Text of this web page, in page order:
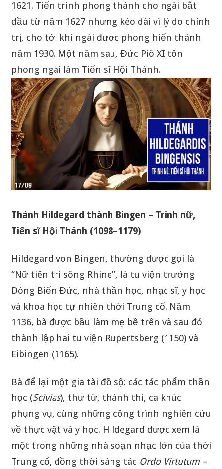
1621. Tiến trình phong thánh cho ngài bắt
đầu từ năm 1627 nhưng kéo dài vì lý do chính
trị, cho tới khi ngài được phong hiển thánh
năm 1930. Một năm sau, Đức Piô XI tôn
phong ngài làm Tiến sĩ Hội Thánh.
Thánh Hildegard thành Bingen – Trinh nữ,
Tiến sĩ Hội Thánh (1098–1179)
Hildegard von Bingen, thường được gọi là
“Nữ tiên tri sông Rhine”, là tu viện trưởng
Dòng Biển Đức, nhà thần học, nhạc sĩ, y học
và khoa học tự nhiên thời Trung cổ. Năm
1136, bà được bầu làm mẹ bề trên và sau đó
thành lập hai tu viện Rupertsberg (1150) và
Eibingen (1165).
Bà để lại một gia tài đồ sộ: các tác phẩm thần
học (Scivias), thư từ, thánh thi, ca khúc
phụng vụ, cùng những công trình nghiên cứu
về thực vật và y học. Hildegard được xem là
một trong những nhà soạn nhạc lớn của thời
Trung cổ, đồng thời sáng tác Ordo Virtutum–